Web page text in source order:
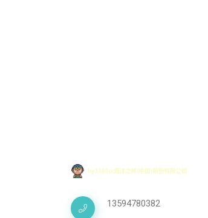
13594780382